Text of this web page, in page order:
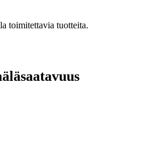
toimitettavia tuotteita.